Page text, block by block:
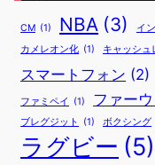
CM (1) NBA (3) イ
カメレオン化 (1) キャッシュ
スマートフォン (2)
ファミペイ (1) ファー
ブレグジット (1) ボクシング
ラグビー (5)